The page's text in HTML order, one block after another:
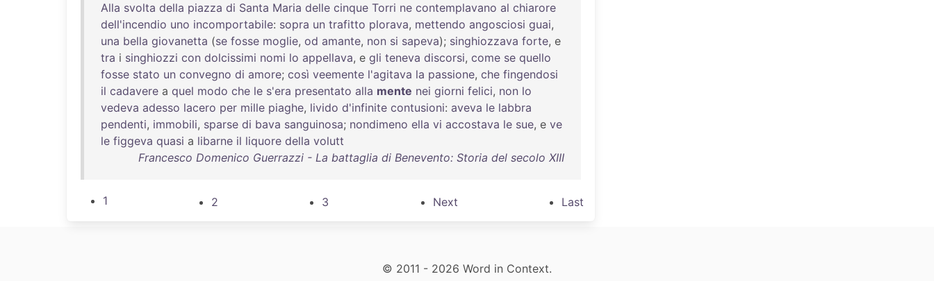
Alla svolta della piazza di Santa Maria delle cinque Torri ne contemplavano al chiarore
dell'incendio uno incomportabile: sopra un trafitto plorava, mettendo angosciosi guai,
una bella giovanetta (se fosse moglie, od amante, non si sapeva); singhiozzava forte, e
tra i singhiozzi con dolcissimi nomi lo appellava, e gli teneva discorsi, come se quello
fosse stato un convegno di amore; così veemente l'agitava la passione, che fingendosi
il cadavere a quel modo che le s'era presentato alla mente nei giorni felici, non lo
vedeva adesso lacero per mille piaghe, livido d'infinite contusioni: aveva le labbra
pendenti, immobili, sparse di bava sanguinosa; nondimeno ella vi accostava le sue, e ve
le figgeva quasi a libarne il liquore della volutt
Francesco Domenico Guerrazzi - La battaglia di Benevento: Storia del secolo XIII
1 2 3 Next Last
© 2011 - 2026 Word in Context.